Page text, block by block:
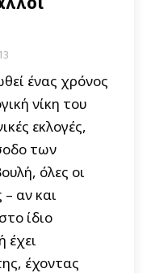
ένας χρόνος
νίκη του
εκλογές,
των
όλες οι
αν και
ίδιο
έχει
έχοντας